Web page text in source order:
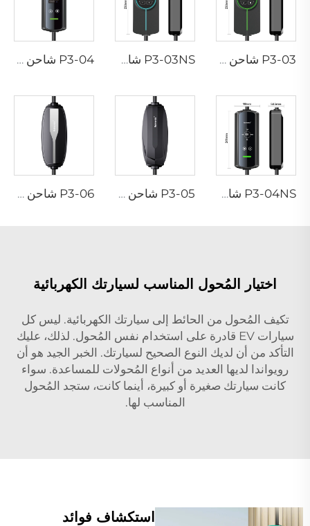
P3-03 شاحن محمول لسيارات EV P3-03NS شاحن محمول لسيارات EV P3-04 شاحن محمول لسيارات EV
P3-04NS شاحن محمول لسيارات EV P3-05 شاحن محمول لسيارات EV P3-06 شاحن محمول لسيارات EV
اختيار المُحول المناسب لسيارتك الكهربائية
تكيف المُحول من الحائط إلى سيارتك الكهربائية. ليس كل
سيارات EV قادرة على استخدام نفس المُحول. لذلك، عليك
التأكد من أن لديك النوع الصحيح لسيارتك. الخبر الجيد هو أن
رويواندا لديها العديد من أنواع المُحولات للمساعدة. سواء
كانت سيارتك صغيرة أو كبيرة، أينما كانت، ستجد المُحول
المناسب لها.
استكشاف فوائد